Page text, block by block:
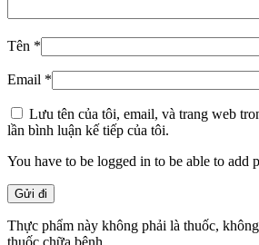
Tên *
Email *
Lưu tên của tôi, email, và trang web
lần bình luận kế tiếp của tôi.
You have to be logged in to be able to add
Thực phẩm này không phải là thuốc,